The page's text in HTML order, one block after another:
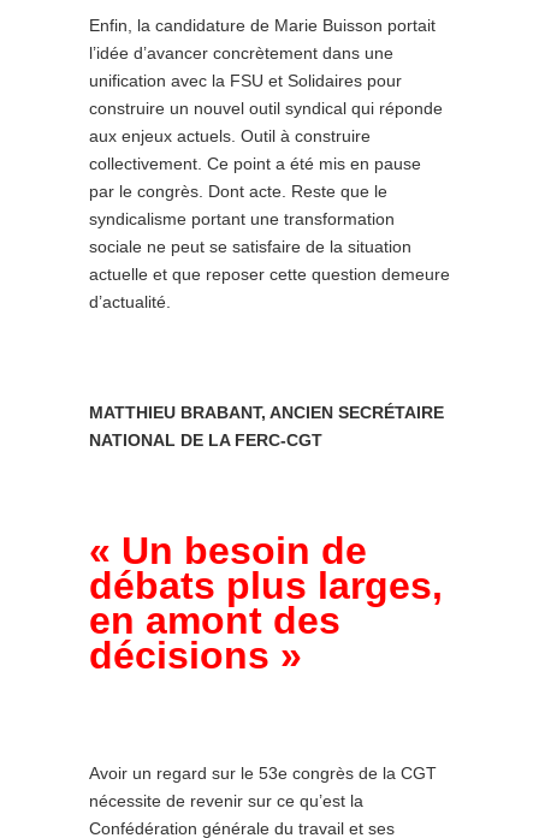
Enfin, la candidature de Marie Buisson portait
l’idée d’avancer concrètement dans une
unification avec la FSU et Solidaires pour
construire un nouvel outil syndical qui réponde
aux enjeux actuels. Outil à construire
collectivement. Ce point a été mis en pause
par le congrès. Dont acte. Reste que le
syndicalisme portant une transformation
sociale ne peut se satisfaire de la situation
actuelle et que reposer cette question demeure
d’actualité.
MATTHIEU BRABANT, ANCIEN SECRÉTAIRE
NATIONAL DE LA FERC-CGT
« Un besoin de
débats plus larges,
en amont des
décisions »
Avoir un regard sur le 53e congrès de la CGT
nécessite de revenir sur ce qu’est la
Confédération générale du travail et ses